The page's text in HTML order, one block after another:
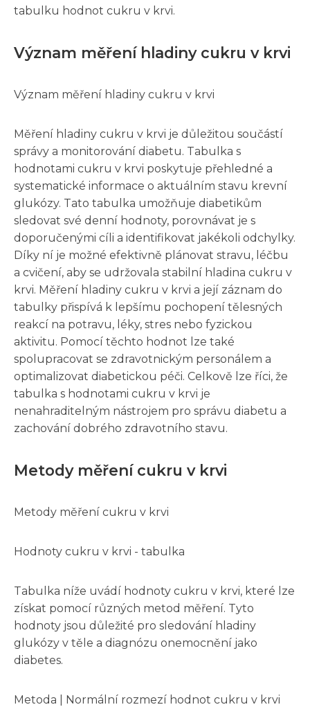
tabulku hodnot cukru v krvi.
Význam měření hladiny cukru v krvi
Význam měření hladiny cukru v krvi
Měření hladiny cukru v krvi je důležitou součástí
správy a monitorování diabetu. Tabulka s
hodnotami cukru v krvi poskytuje přehledné a
systematické informace o aktuálním stavu krevní
glukózy. Tato tabulka umožňuje diabetikům
sledovat své denní hodnoty, porovnávat je s
doporučenými cíli a identifikovat jakékoli odchylky.
Díky ní je možné efektivně plánovat stravu, léčbu
a cvičení, aby se udržovala stabilní hladina cukru v
krvi. Měření hladiny cukru v krvi a její záznam do
tabulky přispívá k lepšímu pochopení tělesných
reakcí na potravu, léky, stres nebo fyzickou
aktivitu. Pomocí těchto hodnot lze také
spolupracovat se zdravotnickým personálem a
optimalizovat diabetickou péči. Celkově lze říci, že
tabulka s hodnotami cukru v krvi je
nenahraditelným nástrojem pro správu diabetu a
zachování dobrého zdravotního stavu.
Metody měření cukru v krvi
Metody měření cukru v krvi
Hodnoty cukru v krvi - tabulka
Tabulka níže uvádí hodnoty cukru v krvi, které lze
získat pomocí různých metod měření. Tyto
hodnoty jsou důležité pro sledování hladiny
glukózy v těle a diagnózu onemocnění jako
diabetes.
Metoda | Normální rozmezí hodnot cukru v krvi